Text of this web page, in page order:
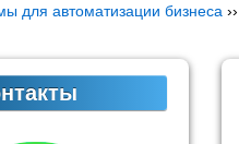
для автоматизации бизнеса ››